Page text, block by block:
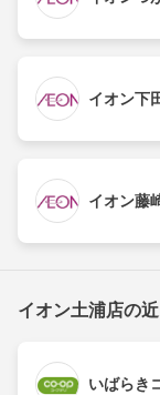
イオン下
イオン藤
イオン土浦店の
いばらき